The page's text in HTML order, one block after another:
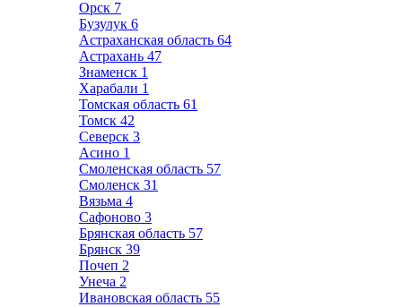
Орск 7
Бузулук 6
Астраханская область 64
Астрахань 47
Знаменск 1
Харабали 1
Томская область 61
Томск 42
Северск 3
Асино 1
Смоленская область 57
Смоленск 31
Вязьма 4
Сафоново 3
Брянская область 57
Брянск 39
Почеп 2
Унеча 2
Ивановская область 55